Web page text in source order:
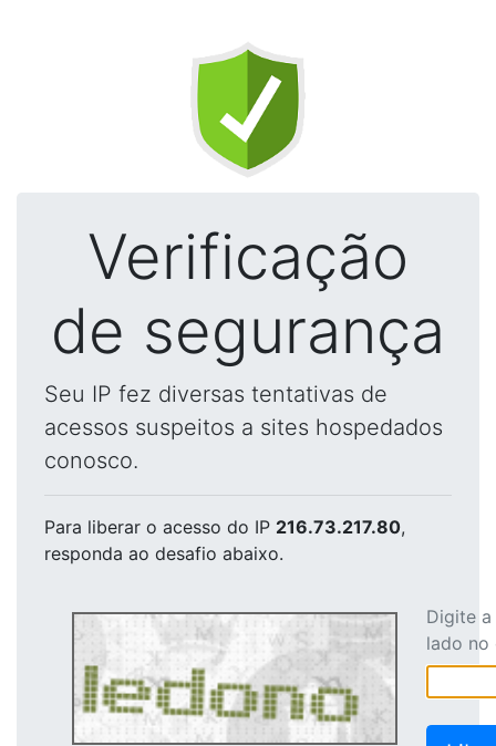
Verificação
de segurança
Seu IP fez diversas tentativas de
acessos suspeitos a sites hospedados
conosco.
Para liberar o acesso do IP 216.73.217.80,
responda ao desafio abaixo.
Digite
lado no